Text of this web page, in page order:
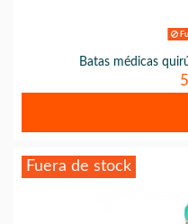
Batas médicas
Fuera de stock